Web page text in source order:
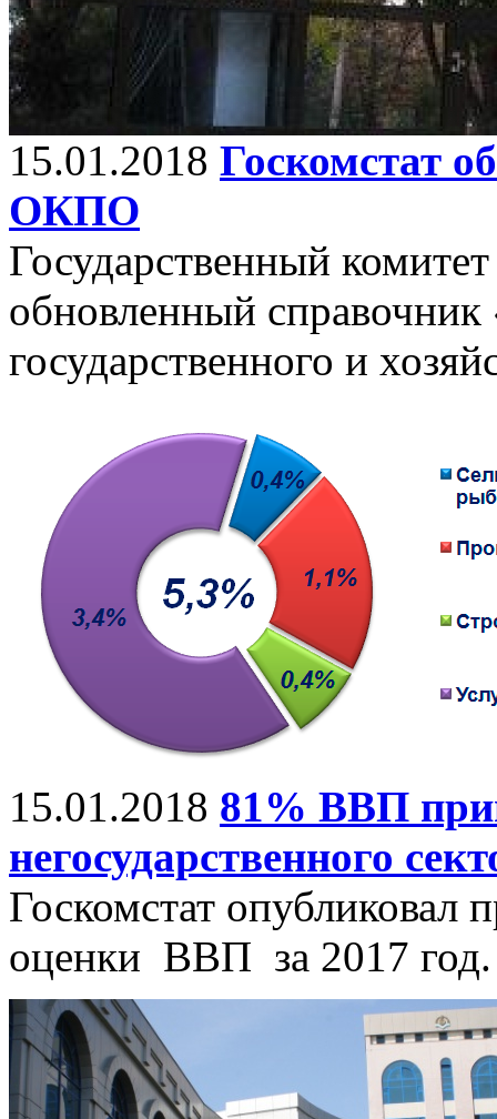
15.01.2018 Госкомстат
ОКПО
Государственный
обновленный справочник
государственного и
15.01.2018 81% ВВП
негосударственного
Госкомстат опубликовал
оценки ВВП за 2017 год.